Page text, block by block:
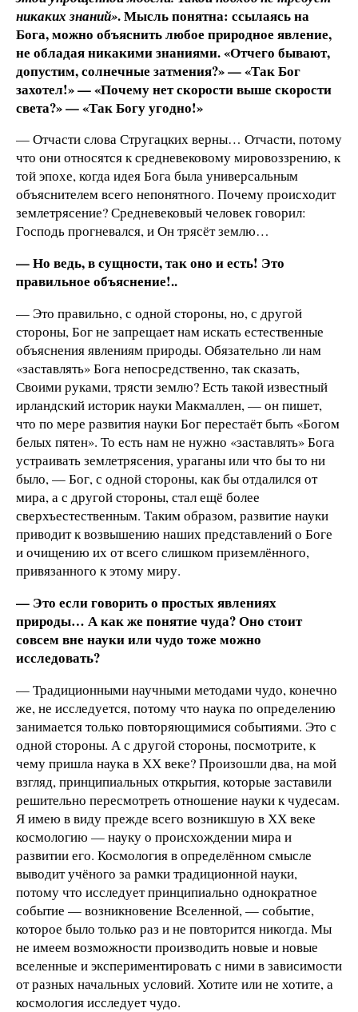
никаких знаний». Мысль понятна: ссылаясь на
Бога, можно объяснить любое природное явление,
не обладая никакими знаниями. «Отчего бывают,
допустим, солнечные затмения?» — «Так Бог
захотел!» — «Почему нет скорости выше скорости
света?» — «Так Богу угодно!»
— Отчасти слова Стругацких верны… Отчасти, потому
что они относятся к средневековому мировоззрению, к
той эпохе, когда идея Бога была универсальным
объяснителем всего непонятного. Почему происходит
землетрясение? Средневековый человек говорил:
Господь прогневался, и Он трясёт землю…
— Но ведь, в сущности, так оно и есть! Это
правильное объяснение!..
— Это правильно, с одной стороны, но, с другой
стороны, Бог не запрещает нам искать естественные
объяснения явлениям природы. Обязательно ли нам
«заставлять» Бога непосредственно, так сказать,
Своими руками, трясти землю? Есть такой известный
ирландский историк науки Макмаллен, — он пишет,
что по мере развития науки Бог перестаёт быть «Богом
белых пятен». То есть нам не нужно «заставлять» Бога
устраивать землетрясения, ураганы или что бы то ни
было, — Бог, с одной стороны, как бы отдалился от
мира, а с другой стороны, стал ещё более
сверхъестественным. Таким образом, развитие науки
приводит к возвышению наших представлений о Боге
и очищению их от всего слишком приземлённого,
привязанного к этому миру.
— Это если говорить о простых явлениях
природы… А как же понятие чуда? Оно стоит
совсем вне науки или чудо тоже можно
исследовать?
— Традиционными научными методами чудо, конечно
же, не исследуется, потому что наука по определению
занимается только повторяющимися событиями. Это с
одной стороны. А с другой стороны, посмотрите, к
чему пришла наука в ХХ веке? Произошли два, на мой
взгляд, принципиальных открытия, которые заставили
решительно пересмотреть отношение науки к чудесам.
Я имею в виду прежде всего возникшую в ХХ веке
космологию — науку о происхождении мира и
развитии его. Космология в определённом смысле
выводит учёного за рамки традиционной науки,
потому что исследует принципиально однократное
событие — возникновение Вселенной, — событие,
которое было только раз и не повторится никогда. Мы
не имеем возможности производить новые и новые
вселенные и экспериментировать с ними в зависимости
от разных начальных условий. Хотите или не хотите, а
космология исследует чудо.